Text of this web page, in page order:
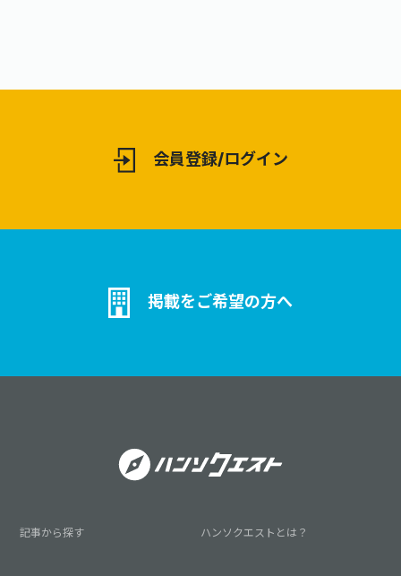
会員登録/ログイン
掲載をご希望の方へ
記事から探す ハンソクエストとは？